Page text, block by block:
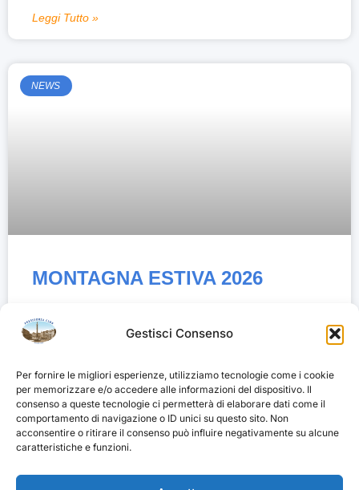
Gestisci Consenso
Per fornire le migliori esperienze, utilizziamo tecnologie come i cookie
per memorizzare e/o accedere alle informazioni del dispositivo. Il
consenso a queste tecnologie ci permetterà di elaborare dati come il
comportamento di navigazione o ID unici su questo sito. Non
acconsentire o ritirare il consenso può influire negativamente su alcune
caratteristiche e funzioni.
Leggi Tutto »
NEWS
MONTAGNA ESTIVA 2026
SEGUICI SU FACEBOOK